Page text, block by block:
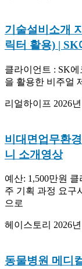
기술설비소개
릭터 활용) |
클라이언트 : SK
을 활용한 비주얼
리얼하이프 2026
비대면업무환
니 소개영상
예산: 1,500만원
주 기획 과정 요구
으로
헤이스토리 2026
동물병원 메디